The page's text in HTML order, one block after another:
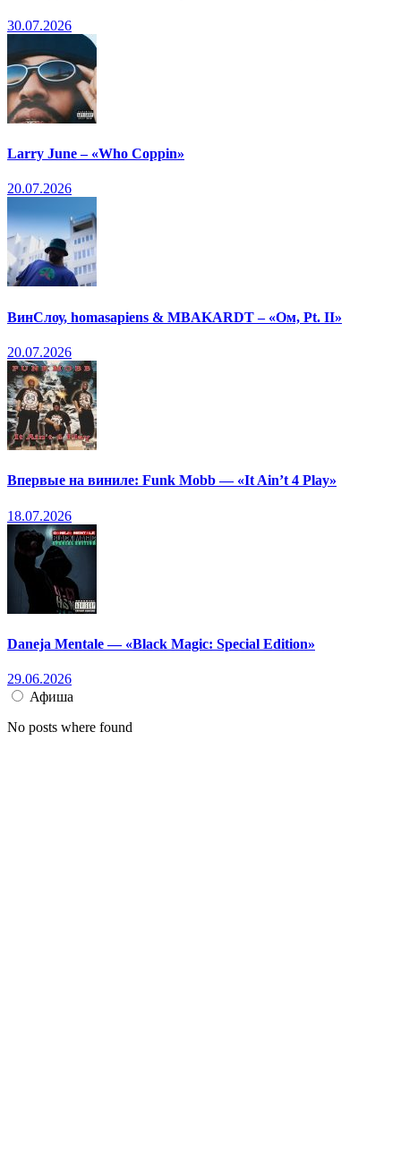
30.07.2026
Larry June – «Who Coppin»
20.07.2026
ВинСлоу, homasapiens & MBAKARDT – «Ом, Pt. II»
20.07.2026
Впервые на виниле: Funk Mobb — «It Ain’t 4 Play»
18.07.2026
Daneja Mentale — «Black Magic: Special Edition»
29.06.2026
Афиша
No posts where found